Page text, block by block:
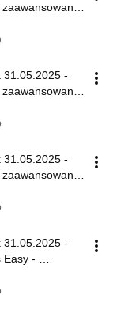
31.05.2025 -
31.05.2025 -
31.05.2025 -
Easy -